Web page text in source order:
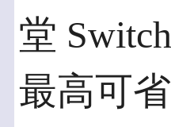
堂
最高可省